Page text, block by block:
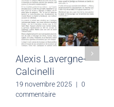
Alexis Lavergne-
Calcinelli
19 novembre 2025 | 0
commentaire